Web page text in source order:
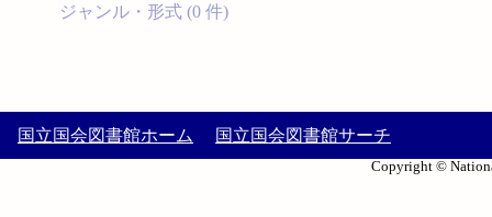
ジャンル・形式 (0 件)
国立国会図書館ホーム 国立国会図書館サーチ
Copyright ©